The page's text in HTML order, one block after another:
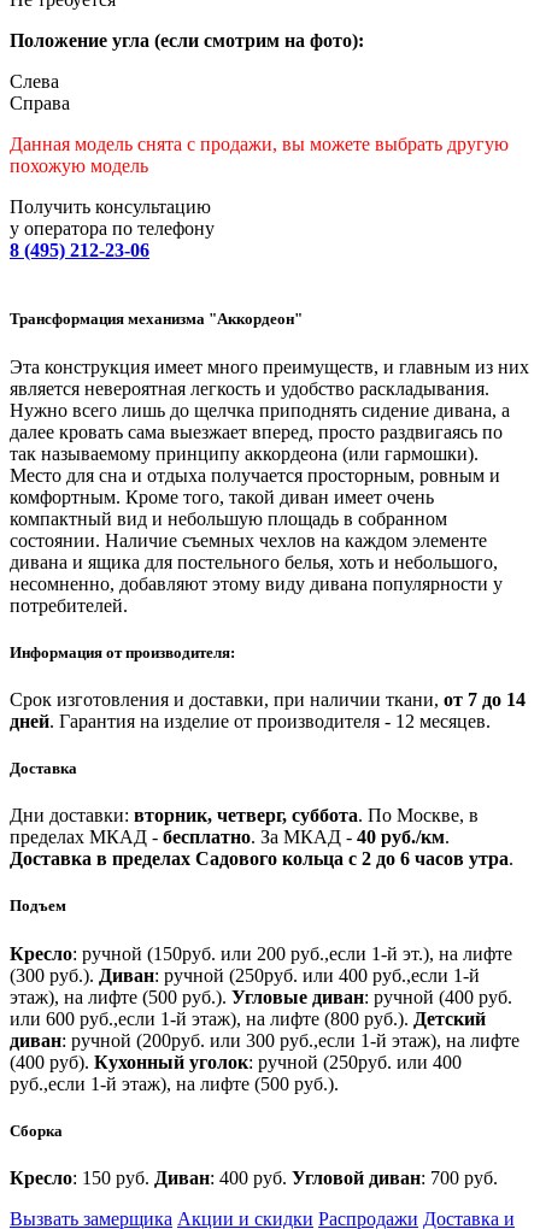
Положение угла (если смотрим на фото):
Слева
Справa
Данная модель снята с продажи, вы можете выбрать другую
похожую модель
Получить консультацию
у оператора по телефону
8 (495) 212-23-06
Трансформация механизма "Аккордеон"
Эта конструкция имеет много преимуществ, и главным из них
является невероятная легкость и удобство раскладывания.
Нужно всего лишь до щелчка приподнять сидение дивана, а
далее кровать сама выезжает вперед, просто раздвигаясь по
так называемому принципу аккордеона (или гармошки).
Место для сна и отдыха получается просторным, ровным и
комфортным. Кроме того, такой диван имеет очень
компактный вид и небольшую площадь в собранном
состоянии. Наличие съемных чехлов на каждом элементе
дивана и ящика для постельного белья, хоть и небольшого,
несомненно, добавляют этому виду дивана популярности у
потребителей.
Информация от производителя:
Срок изготовления и доставки, при наличии ткани, от 7 до 14
дней. Гарантия на изделие от производителя - 12 месяцев.
Доставка
Дни доставки: вторник, четверг, суббота. По Москве, в
пределах МКАД - бесплатно. За МКАД - 40 руб./км.
Доставка в пределах Садового кольца с 2 до 6 часов утра.
Подъем
Кресло: ручной (150руб. или 200 руб.,если 1-й эт.), на лифте
(300 руб.). Диван: ручной (250руб. или 400 руб.,если 1-й
этаж), на лифте (500 руб.). Угловые диван: ручной (400 руб.
или 600 руб.,если 1-й этаж), на лифте (800 руб.). Детский
диван: ручной (200руб. или 300 руб.,если 1-й этаж), на лифте
(400 руб). Кухонный уголок: ручной (250руб. или 400
руб.,если 1-й этаж), на лифте (500 руб.).
Сборка
Кресло: 150 руб. Диван: 400 руб. Угловой диван: 700 руб.
Вызвать замерщика Акции и скидки Распродажи Доставка и